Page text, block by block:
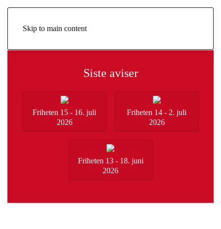
Skip to main content
Siste aviser
Friheten 15 - 16. juli
2026
Friheten 14 - 2. juli
2026
Friheten 13 - 18. juni
2026